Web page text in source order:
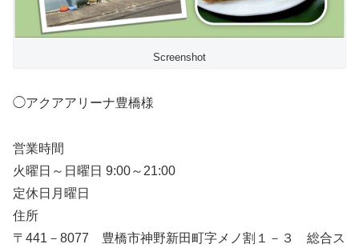
Screenshot
◯アクアアリーナ豊橋様
営業時間
火曜日～日曜日 9:00～21:00
定休日月曜日
住所
〒441－8077 豊橋市神野新田町字メノ割１－３ 総合ス